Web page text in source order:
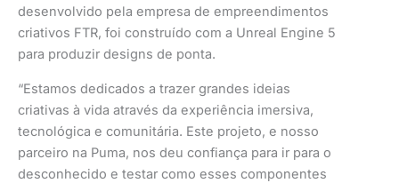
desenvolvido pela empresa de empreendimentos
criativos FTR, foi construído com a Unreal Engine 5
para produzir designs de ponta.
“Estamos dedicados a trazer grandes ideias
criativas à vida através da experiência imersiva,
tecnológica e comunitária. Este projeto, e nosso
parceiro na Puma, nos deu confiança para ir para o
desconhecido e testar como esses componentes